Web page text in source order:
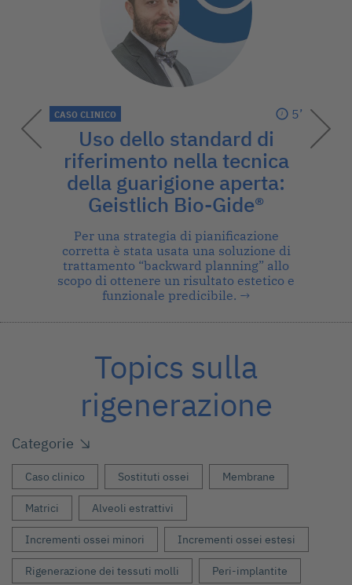
CASO CLINICO 5’
Uso dello standard di
riferimento nella tecnica
della guarigione aperta:
Geistlich Bio-Gide®
Per una strategia di pianificazione
corretta è stata usata una soluzione di
trattamento “backward planning” allo
scopo di ottenere un risultato estetico e
funzionale predicibile. →
Topics sulla
rigenerazione
Categorie
Caso clinico Sostituti ossei Membrane
Matrici Alveoli estrattivi
Incrementi ossei minori Incrementi ossei estesi
Rigenerazione dei tessuti molli Peri-implantite